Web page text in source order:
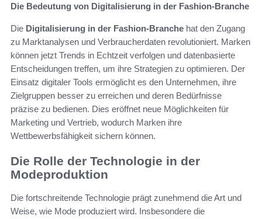
Die Bedeutung von Digitalisierung in der Fashion-Branche
Die Digitalisierung in der Fashion-Branche hat den Zugang
zu Marktanalysen und Verbraucherdaten revolutioniert. Marken
können jetzt Trends in Echtzeit verfolgen und datenbasierte
Entscheidungen treffen, um ihre Strategien zu optimieren. Der
Einsatz digitaler Tools ermöglicht es den Unternehmen, ihre
Zielgruppen besser zu erreichen und deren Bedürfnisse
präzise zu bedienen. Dies eröffnet neue Möglichkeiten für
Marketing und Vertrieb, wodurch Marken ihre
Wettbewerbsfähigkeit sichern können.
Die Rolle der Technologie in der
Modeproduktion
Die fortschreitende Technologie prägt zunehmend die Art und
Weise, wie Mode produziert wird. Insbesondere die